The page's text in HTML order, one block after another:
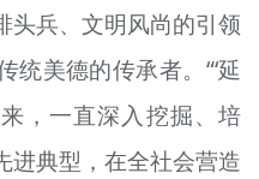
头兵、文明风尚的引领
统美德的传承者。“‘延
，一直深入挖掘、培
进典型，在全社会营造